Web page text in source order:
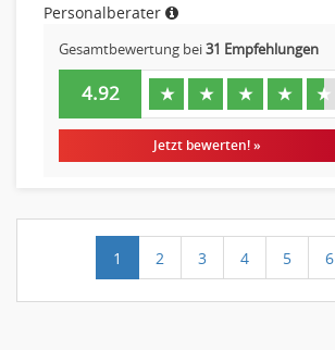
Personalberater
Gesamtbewertung bei31 Empfehlungen
4.92 ★ ★ ★ ★ ★
Jetzt bewerten! »
1 2 3 4 5 6